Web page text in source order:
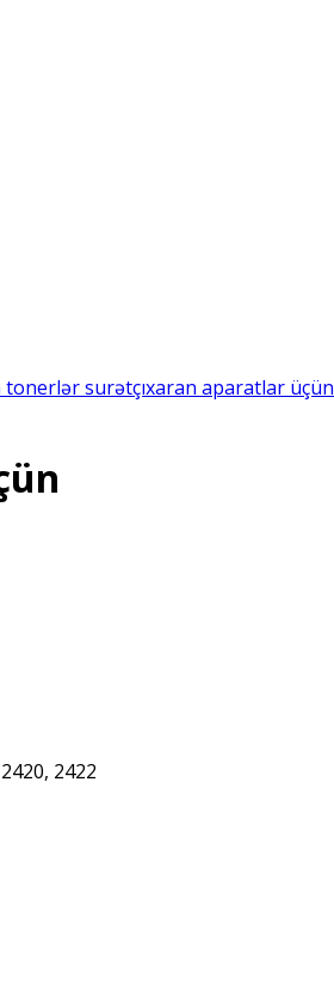
tonerlər surətçıxaran aparatlar üçün
2422